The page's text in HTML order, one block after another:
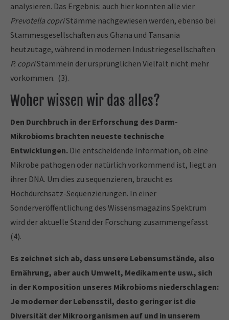
analysieren. Das Ergebnis: auch hier konnten alle vier
Prevotella copriStämme nachgewiesen werden, ebenso bei
Stammesgesellschaften aus Ghana und Tansania
heutzutage, während in modernen Industriegesellschaften
P. copriStämmein der ursprünglichen Vielfalt nicht mehr
vorkommen. (3).
Woher wissen wir das alles?
Den Durchbruch in der Erforschung des Darm-
Mikrobioms brachten neueste technische
Entwicklungen. Die entscheidende Information, ob eine
Mikrobe pathogen oder natürlich vorkommend ist, liegt an
ihrer DNA. Um dies zu sequenzieren, braucht es
Hochdurchsatz-Sequenzierungen. In einer
Sonderveröffentlichung des Wissensmagazins Spektrum
wird der aktuelle Stand der Forschung zusammengefasst
(4).
Es zeichnet sich ab, dass unsere Lebensumstände, also
Ernährung, aber auch Umwelt, Medikamente usw., sich
in der Komposition unseres Mikrobioms niederschlagen:
Je moderner der Lebensstil, desto geringer ist die
Diversität der Mikroorganismen auf und in unserem